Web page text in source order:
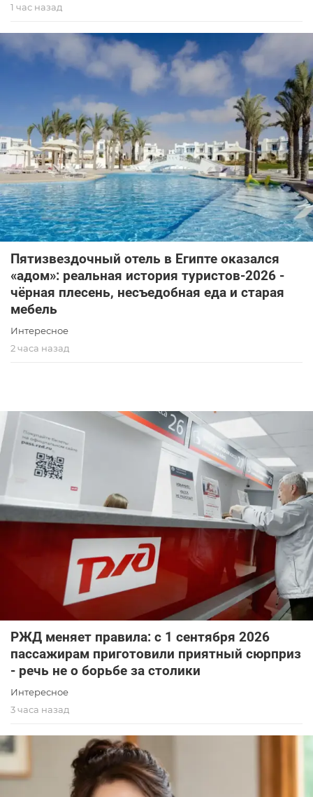
1 час назад
Пятизвездочный отель в Египте оказался
«адом»: реальная история туристов-2026 -
чёрная плесень, несъедобная еда и старая
мебель
Интересное
2 часа назад
РЖД меняет правила: с 1 сентября 2026
пассажирам приготовили приятный сюрприз
- речь не о борьбе за столики
Интересное
3 часа назад